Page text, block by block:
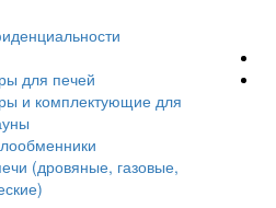
для печей
и комплектующие для
(дровяные, газовые,